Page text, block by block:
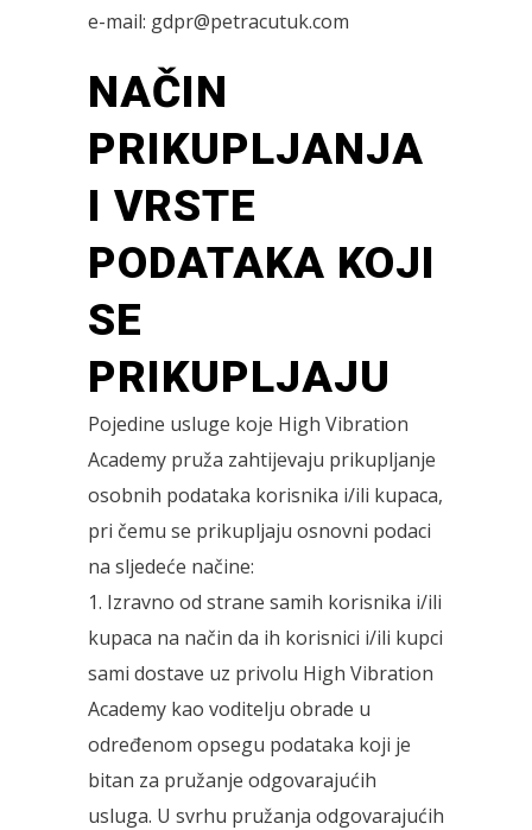
e-mail: gdpr@petracutuk.com
NAČIN
PRIKUPLJANJA
I VRSTE
PODATAKA KOJI
SE
PRIKUPLJAJU
Pojedine usluge koje High Vibration
Academy pruža zahtijevaju prikupljanje
osobnih podataka korisnika i/ili kupaca,
pri čemu se prikupljaju osnovni podaci
na sljedeće načine:
1. Izravno od strane samih korisnika i/ili
kupaca na način da ih korisnici i/ili kupci
sami dostave uz privolu High Vibration
Academy kao voditelju obrade u
određenom opsegu podataka koji je
bitan za pružanje odgovarajućih
usluga. U svrhu pružanja odgovarajućih